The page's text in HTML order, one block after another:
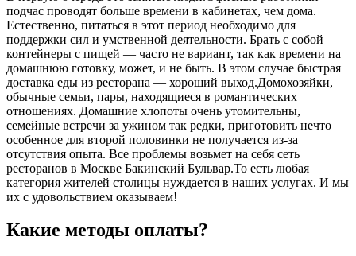
подчас проводят больше времени в кабинетах, чем дома.
Естественно, питаться в этот период необходимо для
поддержки сил и умственной деятельности. Брать с собой
контейнеры с пищей ― часто не вариант, так как времени на
домашнюю готовку, может, и не быть. В этом случае быстрая
доставка еды из ресторана ― хороший выход.Домохозяйки,
обычные семьи, пары, находящиеся в романтических
отношениях. Домашние хлопоты очень утомительны,
семейные встречи за ужином так редки, приготовить нечто
особенное для второй половинки не получается из-за
отсутствия опыта. Все проблемы возьмет на себя сеть
ресторанов в Москве Бакинский Бульвар.То есть любая
категория жителей столицы нуждается в наших услугах. И мы
их с удовольствием оказываем!
Какие методы оплаты?